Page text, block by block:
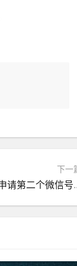
下一
微信注销多久